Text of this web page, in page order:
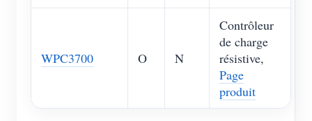
WPC3700 O N
Contrôleur
de charge
résistive,
Page
produit